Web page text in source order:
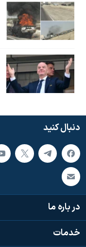
دنبال کنید
در باره ما
خدمات